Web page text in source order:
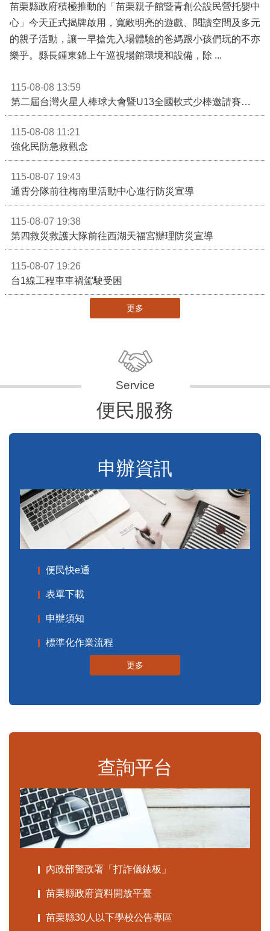
苗栗縣政府積極推動的「苗栗親子館暨青創公設民營托嬰中
心」今天正式揭牌啟用，寬敞明亮的遊戲、閱讀空間及多元
的親子活動，讓一早搶先入場體驗的爸媽跟小孩們玩的不亦
115-08-08 13:59
115-08-08 11:21
強化民防急救觀念
115-08-07 19:43
通霄分隊前往梅南里活動中心進行防災宣導
115-08-07 19:38
第四救災救護大隊前往西湖天福宮辦理防災宣導
115-08-07 19:26
台1線工程車車禍駕駛受困
更多
便民服務
申辦資訊
便民快e通
表單下載
申辦須知
標準化作業流程
更多
查詢平台
內政部警政署「打詐儀錶板」
苗栗縣政府資料開放平臺
苗栗縣30人以下學校公告專區